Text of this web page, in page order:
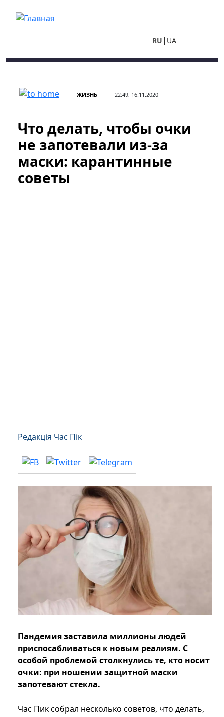
RU UA
ЖИЗНЬ 22:49, 16.11.2020
Что делать, чтобы очки
не запотевали из-за
маски: карантинные
советы
Редакція Час Пік
Пандемия заставила миллионы людей
приспосабливаться к новым реалиям. С
особой проблемой столкнулись те, кто носит
очки: при ношении защитной маски
запотевают стекла.
Час Пик собрал несколько советов, что делать,